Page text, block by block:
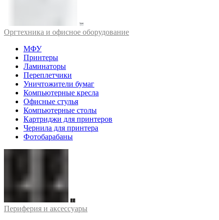
Оргтехника и офисное оборудование
МФУ
Принтеры
Ламинаторы
Переплетчики
Уничтожители бумаг
Компьютерные кресла
Офисные стулья
Компьютерные столы
Картриджи для принтеров
Чернила для принтера
Фотобарабаны
Периферия и аксессуары